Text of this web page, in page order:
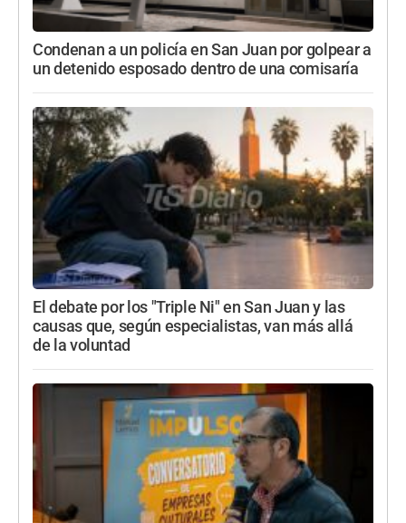
Condenan a un policía en San Juan por golpear a
un detenido esposado dentro de una comisaría
El debate por los "Triple Ni" en San Juan y las
causas que, según especialistas, van más allá
de la voluntad